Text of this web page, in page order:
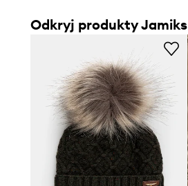
Odkryj produkty Jamiks